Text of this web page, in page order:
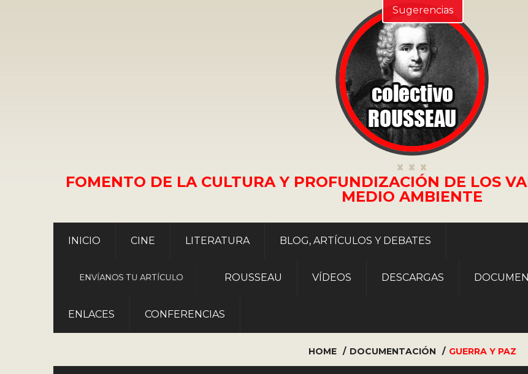
FOMENTO DE LA CULTURA Y PROFUNDIZACIÓN DE LOS
MEDIO AMBIENTE
INICIO CINE LITERATURA BLOG, ARTÍCULOS Y DEBATES
ENVÍANOS TU ARTÍCULO ROUSSEAU VÍDEOS DESCARGAS
ENLACES CONFERENCIAS
HOME DOCUMENTACIÓN GUERRA Y PAZ
Sugerencias